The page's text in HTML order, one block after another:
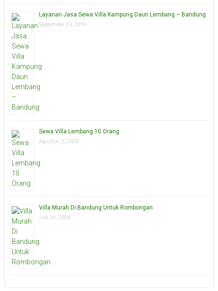
Layanan Jasa Sewa Villa Kampung Daun Lembang – Bandung
September 13, 2019
Sewa Villa Lembang 10 Orang
Agustus 5, 2026
Villa Murah Di Bandung Untuk Rombongan
Juli 26, 2026